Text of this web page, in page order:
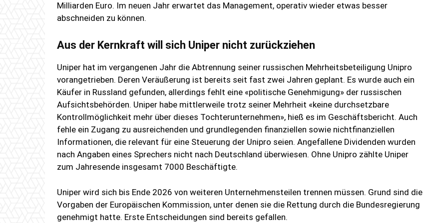
Milliarden Euro. Im neuen Jahr erwartet das Management, operativ wieder etwas besser
abschneiden zu können.
Aus der Kernkraft will sich Uniper nicht zurückziehen
Uniper hat im vergangenen Jahr die Abtrennung seiner russischen Mehrheitsbeteiligung Unipro
vorangetrieben. Deren Veräußerung ist bereits seit fast zwei Jahren geplant. Es wurde auch ein
Käufer in Russland gefunden, allerdings fehlt eine «politische Genehmigung» der russischen
Aufsichtsbehörden. Uniper habe mittlerweile trotz seiner Mehrheit «keine durchsetzbare
Kontrollmöglichkeit mehr über dieses Tochterunternehmen», hieß es im Geschäftsbericht. Auch
fehle ein Zugang zu ausreichenden und grundlegenden finanziellen sowie nichtfinanziellen
Informationen, die relevant für eine Steuerung der Unipro seien. Angefallene Dividenden wurden
nach Angaben eines Sprechers nicht nach Deutschland überwiesen. Ohne Unipro zählte Uniper
zum Jahresende insgesamt 7000 Beschäftigte.
Uniper wird sich bis Ende 2026 von weiteren Unternehmensteilen trennen müssen. Grund sind die
Vorgaben der Europäischen Kommission, unter denen sie die Rettung durch die Bundesregierung
genehmigt hatte. Erste Entscheidungen sind bereits gefallen.